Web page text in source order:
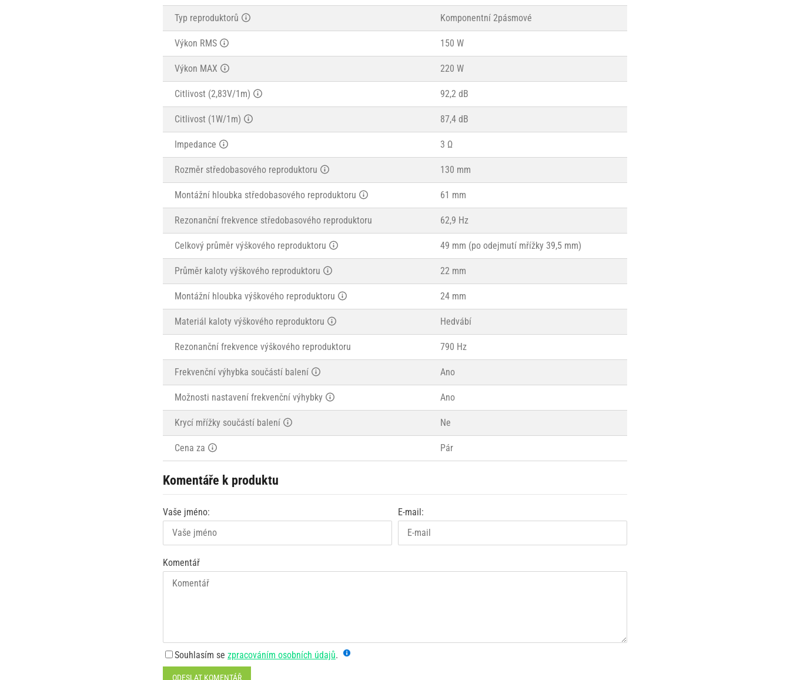
Typ reproduktorů Komponentní 2pásmové
Výkon RMS 150 W
Výkon MAX 220 W
Citlivost (2,83V/1m) 92,2 dB
Citlivost (1W/1m) 87,4 dB
Impedance 3 Ω
Rozměr středobasového reproduktoru 130 mm
Montážní hloubka středobasového reproduktoru 61 mm
Rezonanční frekvence středobasového reproduktoru 62,9 Hz
Celkový průměr výškového reproduktoru 49 mm (po odejmutí mřížky 39,5 mm)
Průměr kaloty výškového reproduktoru 22 mm
Montážní hloubka výškového reproduktoru 24 mm
Materiál kaloty výškového reproduktoru Hedvábí
Rezonanční frekvence výškového reproduktoru 790 Hz
Frekvenční výhybka součástí balení Ano
Možnosti nastavení frekvenční výhybky Ano
Krycí mřížky součástí balení Ne
Cena za Pár
Komentáře k produktu
Vaše jméno: E-mail:
Komentář
Souhlasím se zpracováním osobních údajů.
ODESLAT KOMENTÁŘ